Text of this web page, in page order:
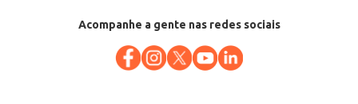
Acompanhe a gente nas redes sociais